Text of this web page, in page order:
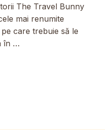
The Travel Bunny
mai renumite
care trebuie să le
în …